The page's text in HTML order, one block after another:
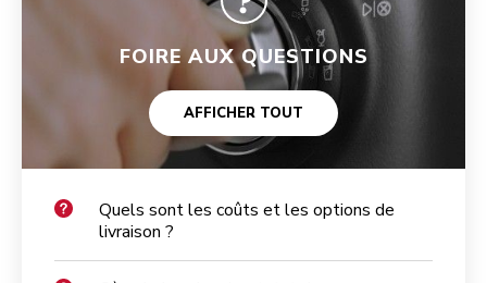
FOIRE AUX QUESTIONS
AFFICHER TOUT
Quels sont les coûts et les options de
livraison ?